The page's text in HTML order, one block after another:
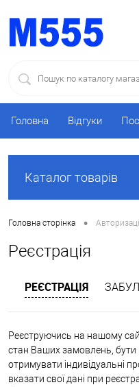
Головна Відгуки
Каталог товарів
Головна сторінка •
Реєстрація
РЕЄСТРАЦІЯ
Реєструючись на нашому
стан Ваших замовлень, бути
отримувати індивідуальні
вказати свої дані при